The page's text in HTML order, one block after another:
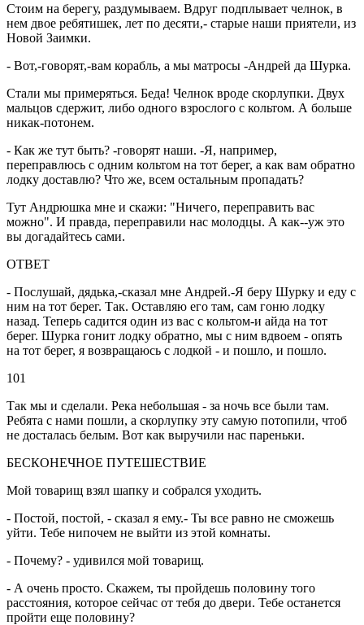
Стоим на берегу, раздумываем. Вдруг подплывает челнок, в
нем двое ребятишек, лет по десяти,- старые наши приятели, из
Новой Заимки.
- Вот,-говорят,-вам корабль, а мы матросы -Андрей да Шурка.
Стали мы примеряться. Беда! Челнок вроде скорлупки. Двух
мальцов сдержит, либо одного взрослого с кольтом. А больше
никак-потонем.
- Как же тут быть? -говорят наши. -Я, например,
переправлюсь с одним кольтом на тот берег, а как вам обратно
лодку доставлю? Что же, всем остальным пропадать?
Тут Андрюшка мне и скажи: "Ничего, переправить вас
можно". И правда, переправили нас молодцы. А как--уж это
вы догадайтесь сами.
ОТВЕТ
- Послушай, дядька,-сказал мне Андрей.-Я беру Шурку и еду с
ним на тот берег. Так. Оставляю его там, сам гоню лодку
назад. Теперь садится один из вас с кольтом-и айда на тот
берег. Шурка гонит лодку обратно, мы с ним вдвоем - опять
на тот берег, я возвращаюсь с лодкой - и пошло, и пошло.
101
Так мы и сделали. Река небольшая - за ночь все были там.
Ребята с нами пошли, а скорлупку эту самую потопили, чтоб
не досталась белым. Вот как выручили нас пареньки.
БЕСКОНЕЧНОЕ ПУТЕШЕСТВИЕ
Мой товарищ взял шапку и собрался уходить.
- Постой, постой, - сказал я ему.- Ты все равно не сможешь
уйти. Тебе нипочем не выйти из этой комнаты.
- Почему? - удивился мой товарищ.
- А очень просто. Скажем, ты пройдешь половину того
расстояния, которое сейчас от тебя до двери. Тебе останется
пройти еще половину?